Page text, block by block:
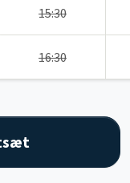
15:30
16:30